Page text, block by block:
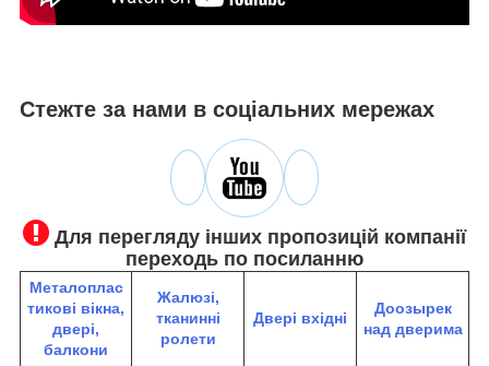
Стежте за нами в соціальних мережах
Для перегляду інших пропозицій компанії
переходь по посиланню
Металоплас
тикові вікна,
двері,
балкони
Жалюзі,
тканинні
ролети
Двері вхідні
Доозырек
над дверима